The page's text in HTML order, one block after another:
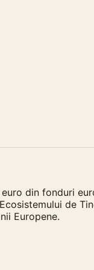
din fonduri
de
Europene.